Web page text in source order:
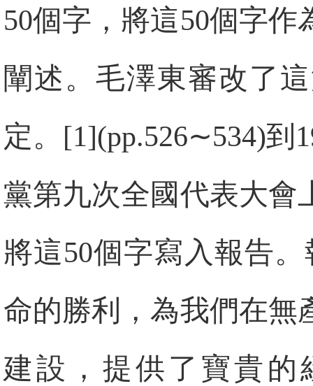
50個字，將這50個字
闡述。毛澤東審改了
定。[1](pp.526∼534)到
黨第九次全國代表大會
將這50個字寫入報告
命的勝利，為我們在無
建設，提供了寶貴的